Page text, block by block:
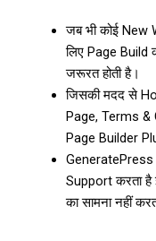
जब भी कोई New
लिए Page Build
जरूरत होती है।
जिसकी मदद से
Page, Terms &
Page Builder
Support करता है
का सामना नहीं